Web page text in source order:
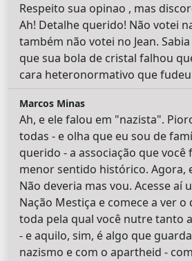
Respeito sua opinao , mas
Ah! Detalhe querido! Não votei
também não votei no Jean.
que sua bola de cristal falhou
cara heteronormativo que
Marcos Minas
Ah, e ele falou em "nazista".
todas - e olha que eu sou de
querido - a associação que você
menor sentido histórico. Agora,
Não deveria mas vou. Acesse aí
Nação Mestiça e comece a ver o
toda pela qual você nutre tanto
- e aquilo, sim, é algo que
nazismo e com o apartheid -